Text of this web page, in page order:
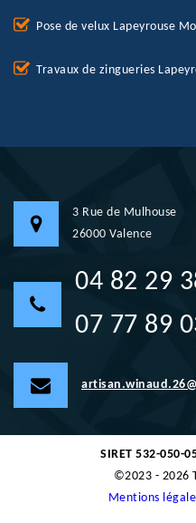
Pose de velux Lapeyrouse
Travaux de zingueries
3 Rue de Mulhouse
26000 Valence
04 82 29
07 77 89
SIRET 532-050-
©2023 - 2026
Mentions